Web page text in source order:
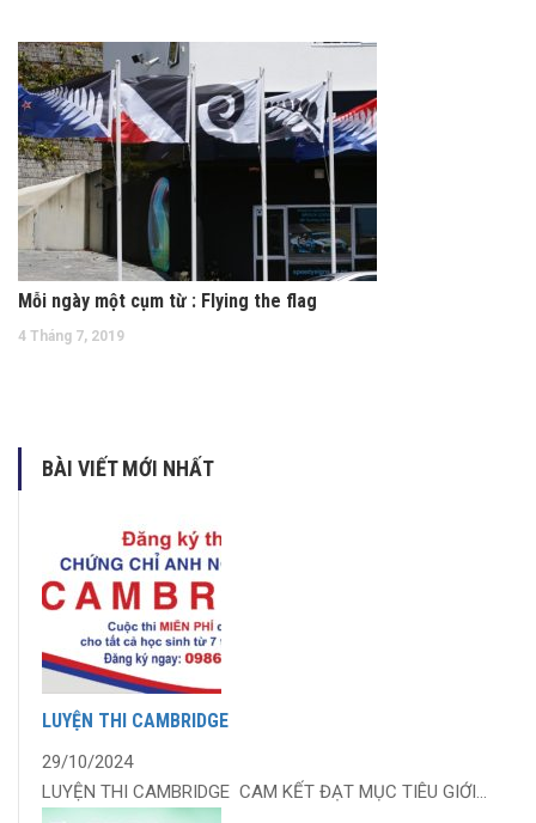
Mỗi ngày một cụm từ : Flying the flag
4 Tháng 7, 2019
BÀI VIẾT MỚI NHẤT
LUYỆN THI CAMBRIDGE
29/10/2024
LUYỆN THI CAMBRIDGE CAM KẾT ĐẠT MỤC TIÊU GIỚI...